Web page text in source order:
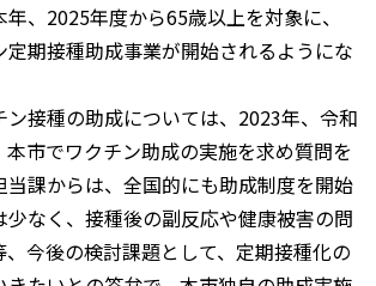
、2025年度から65歳以上を対象に、
定期接種助成事業が開始されるようにな
接種の助成については、2023年、令和
本市でワクチン助成の実施を求め質問を
当課からは、全国的にも助成制度を開始
少なく、接種後の副反応や健康被害の問
今後の検討課題として、定期接種化の